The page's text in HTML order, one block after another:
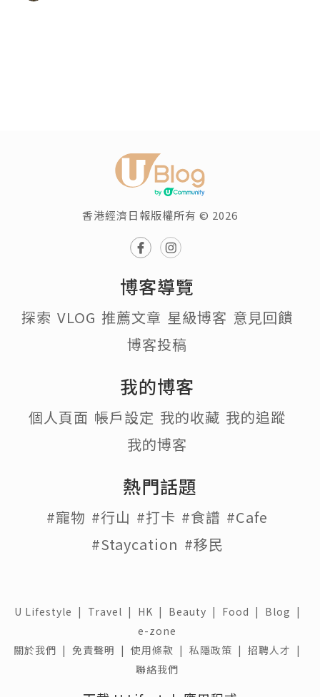
香港經濟日報版權所有 © 2026
博客導覽
探索 VLOG 推薦文章 星級博客 意見回饋
博客投稿
我的博客
個人頁面 帳戶設定 我的收藏 我的追蹤
我的博客
熱門話題
#寵物 #行山 #打卡 #食譜 #Cafe
#Staycation #移民
U Lifestyle | Travel | HK | Beauty | Food | Blog |
e-zone
關於我們 | 免責聲明 | 使用條款 | 私隱政策 | 招聘人才 |
聯絡我們